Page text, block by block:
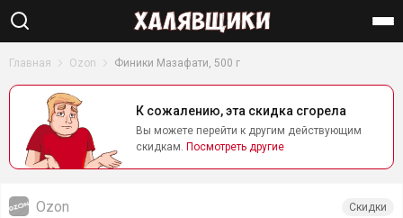
Главная Ozon Финики Мазафати, 500 г
К сожалению, эта скидка сгорела
Вы можете перейти к другим действующим
скидкам. Посмотреть другие
Ozon Скидки